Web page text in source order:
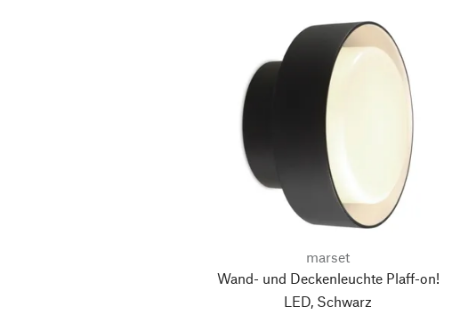
marset
Wand- und Deckenleuchte Plaff-on!
LED, Schwarz